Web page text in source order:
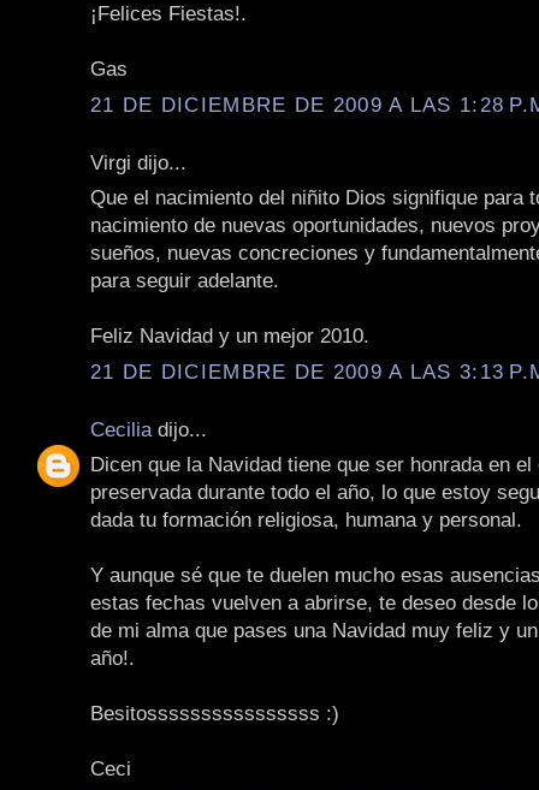
¡Felices Fiestas!.
Gas
21 DE DICIEMBRE DE 2009 A LAS 1:28
Virgi dijo...
Que el nacimiento del niñito Dios signifique para
nacimiento de nuevas oportunidades, nuevos
sueños, nuevas concreciones y
para seguir adelante.
Feliz Navidad y un mejor 2010.
21 DE DICIEMBRE DE 2009 A LAS 3:13
Cecilia dijo...
Dicen que la Navidad tiene que ser honrada en
preservada durante todo el año, lo que estoy
dada tu formación religiosa, humana y personal.
Y aunque sé que te duelen mucho esas
estas fechas vuelven a abrirse, te deseo desde
de mi alma que pases una Navidad muy feliz y
año!.
Besitossssssssssssssss :)
Ceci